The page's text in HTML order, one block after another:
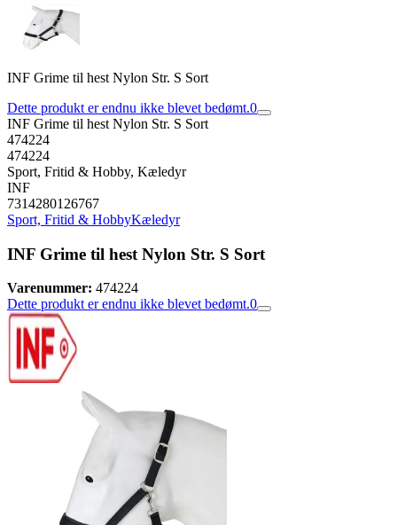
INF Grime til hest Nylon Str. S Sort
Dette produkt er endnu ikke blevet bedømt.0
INF Grime til hest Nylon Str. S Sort
474224
474224
Sport, Fritid & Hobby, Kæledyr
INF
7314280126767
Sport, Fritid & HobbyKæledyr
INF Grime til hest Nylon Str. S Sort
Varenummer: 474224
Dette produkt er endnu ikke blevet bedømt.0